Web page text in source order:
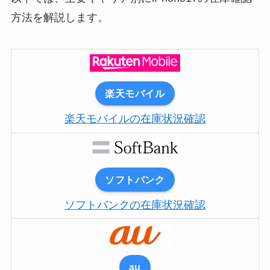
方法を解説します。
楽天モバイル
楽天モバイルの在庫状況確認
ソフトバンク
ソフトバンクの在庫状況確認
au